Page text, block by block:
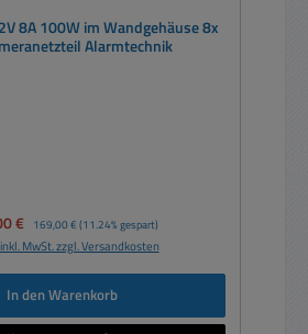
8x
Alarmtechnik
€ Regulärer Preis:
169,00 € (11.24% gespart)
MwSt. zzgl. Versandkosten
In den Warenkorb